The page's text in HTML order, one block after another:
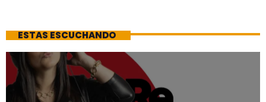
ESTAS ESCUCHANDO